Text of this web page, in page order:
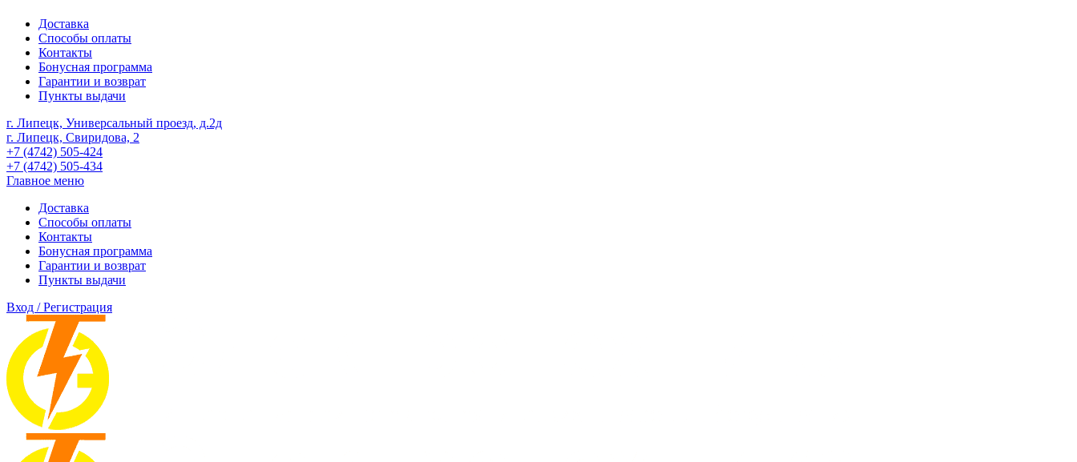
Доставка
Способы оплаты
Контакты
Бонусная программа
Гарантии и возврат
Пункты выдачи
г. Липецк, Универсальный проезд, д.2д
г. Липецк, Свиридова, 2
+7 (4742) 505-424
+7 (4742) 505-434
Главное меню
Доставка
Способы оплаты
Контакты
Бонусная программа
Гарантии и возврат
Пункты выдачи
Вход / Регистрация